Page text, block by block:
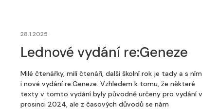
28.1.2025
Lednové vydání re:Geneze
Milé čtenářky, milí čtenáři, další školní rok je tady a s ním
i nové vydání re:Geneze. Vzhledem k tomu, že některé
texty v tomto vydání byly původně určeny pro vydání v
prosinci 2024, ale z časových důvodů se nám